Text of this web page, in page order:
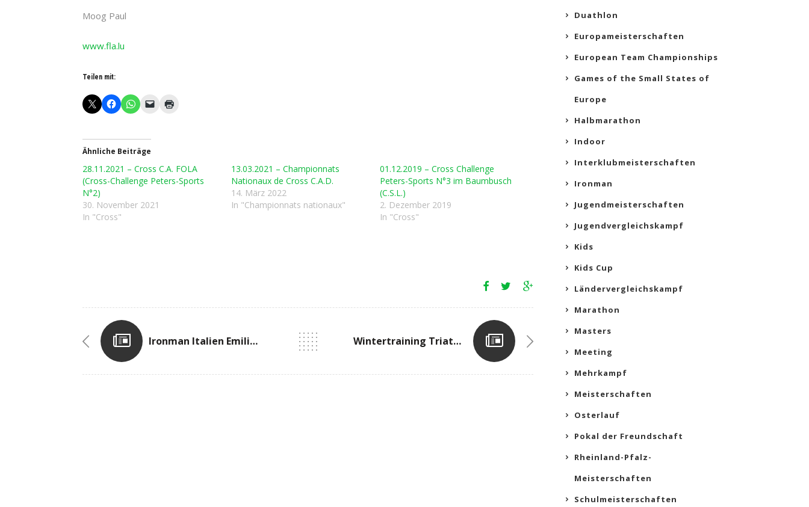
Moog Paul
www.fla.lu
Teilen mit:
Ähnliche Beiträge
28.11.2021 – Cross C.A. FOLA
(Cross-Challenge Peters-Sports
N°2)
30. November 2021
In "Cross"
13.03.2021 – Championnats
Nationaux de Cross C.A.D.
14. März 2022
In "Championnats nationaux"
01.12.2019 – Cross Challenge
Peters-Sports N°3 im Baumbusch
(C.S.L.)
2. Dezember 2019
In "Cross"
Ironman Italien Emilia-Romagna Wintertraining Triathlon 2017/2018
Duathlon
Europameisterschaften
European Team Championships
Games of the Small States of
Europe
Halbmarathon
Indoor
Interklubmeisterschaften
Ironman
Jugendmeisterschaften
Jugendvergleichskampf
Kids
Kids Cup
Ländervergleichskampf
Marathon
Masters
Meeting
Mehrkampf
Meisterschaften
Osterlauf
Pokal der Freundschaft
Rheinland-Pfalz-
Meisterschaften
Schulmeisterschaften